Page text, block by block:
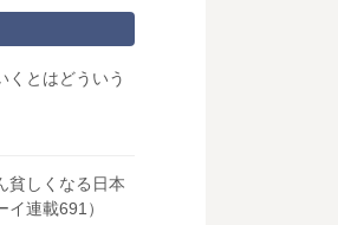
くとはどういう
貧しくなる日本
連載691）